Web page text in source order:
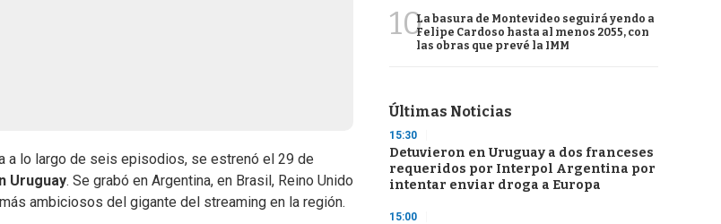
a lo largo de seis episodios, se estrenó el 29 de
Uruguay. Se grabó en Argentina, en Brasil, Reino Unido
ambiciosos del gigante del streaming en la región.
10La basura de Montevideo seguirá yendo a
Felipe Cardoso hasta al menos 2055, con
las obras que prevé la IMM
Últimas Noticias
15:30
Detuvieron en Uruguay a dos franceses
requeridos por Interpol Argentina por
intentar enviar droga a Europa
15:00